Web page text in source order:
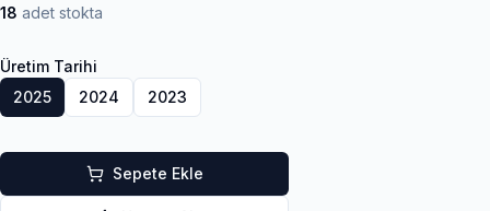
18 adet stokta
Üretim Tarihi
2025
2024 2023
Sepete Ekle